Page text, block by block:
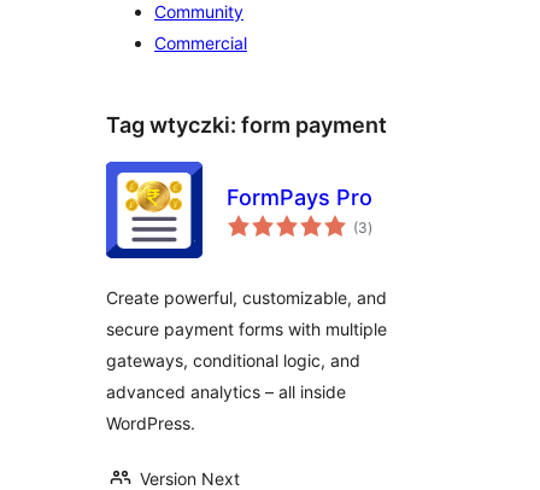
Community
Commercial
Tag wtyczki: form payment
FormPays Pro
(3wszystkich
ocen
)
Create powerful, customizable, and
secure payment forms with multiple
gateways, conditional logic, and
advanced analytics – all inside
WordPress.
Version Next